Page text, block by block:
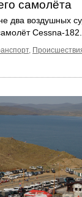
самолёта
два воздушных
Cessna‑182.
,